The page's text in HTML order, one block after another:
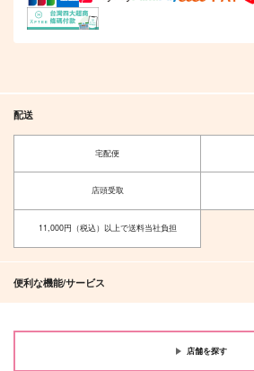
配送
宅配便
店頭受取
11,000円（税込）以上で送料当社負担
便利な機能/サービス
店舗を探す